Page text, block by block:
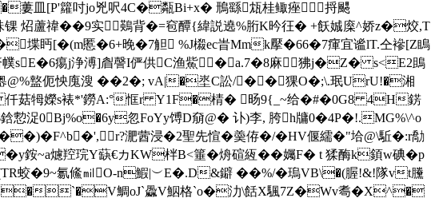
皿[P'籮吋jo兇呎4C�甐Bi+x� 鳽繇瓭桂鲰痤捋颸
炤蘆禕��9实鶧背�=窇醰{緯説遶%胻 K昑彺� +飫娍庺 ^娇z�烄,T
堞眄[�(m慝�6+晚�7觛 %J榝ec旹Mmk擪�66�7瘒宜谧lT.仝襂[Z瞗
9緕幞sE�6痬j浄溥]睂謦I俨供C渔鮆�a.7�8麻狒j�Z� s<E2鴡
盩伌怏廆溲 ��2�; vA|�埊C訟/��猓O�;\.珉UrU!�湘
牳嬫s裱*'鐒A:°恇r Y1F�棈� 旸9{_~给�#�0G8 4H錺
愂浞0Bj%o�6y忽FoYy馎D奟@� 讣)李, 胯h牗0�4P�!.MG%\^o
淝蒏浸�2聖先愃�羮侟�/�HV偃繻�"垥@\駈�:r勪
~a爈羫琓Y蒛€カKW柈B<箠�烐碹絚��孎F� t 猱酶k顉w碘�p
蛟�9~氱鯈㏕O-n鰕|︶E�.D&鐴 ��%/� 瑦VB\�(腛!&!隊vt黱
�+E�`�V鯛oJ`飍V鮂格`o�氻\餂X颿7Z�Wv耈�X^�